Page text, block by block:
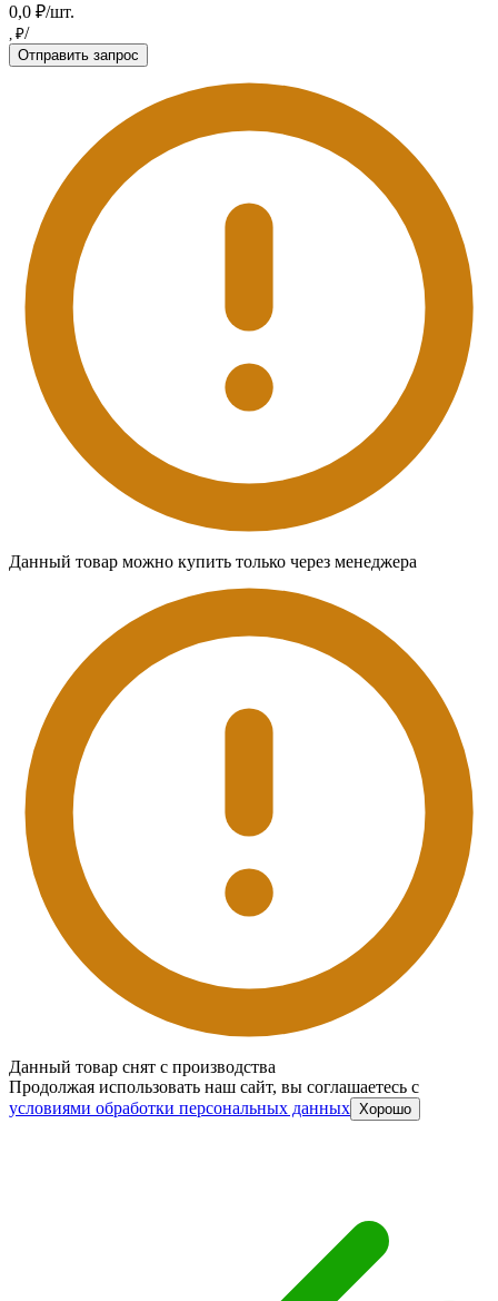
0,0 ₽/шт.
, ₽/
Отправить запрос
Данный товар можно купить только через менеджера
Данный товар снят с производства
Продолжая использовать наш сайт, вы соглашаетесь c
условиями обработки персональных данных Хорошо